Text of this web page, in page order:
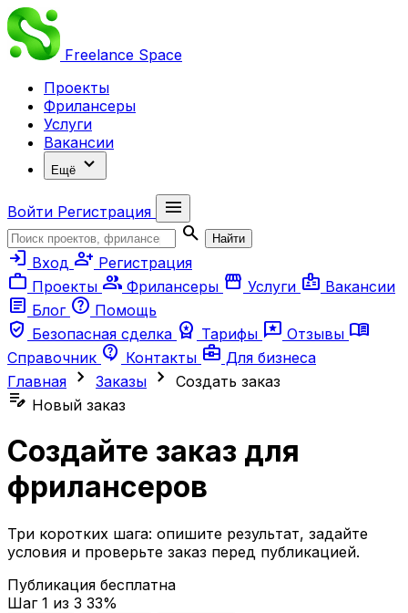
Freelance Space
Проекты
Фрилансеры
Услуги
Вакансии
Ещё expand_more
Войти Регистрация
menu
search
Найти
login Вход person_add Регистрация
work Проекты group Фрилансеры storefront Услуги badge Вакансии
article Блог help Помощь
verified_user Безопасная сделка workspace_premium Тарифы reviews Отзывы menu_book
Справочник contact_support Контакты business_center Для бизнеса
Главная chevron_right Заказы chevron_right Создать заказ
edit_note Новый заказ
Создайте заказ для
фрилансеров
Три коротких шага: опишите результат, задайте
условия и проверьте заказ перед публикацией.
Публикация бесплатна
Шаг 1 из 3 33%